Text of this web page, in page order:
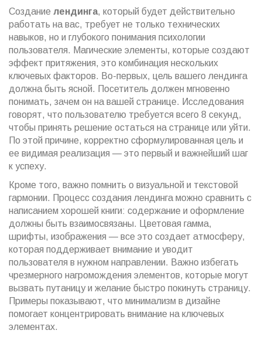
Создание лендинга, который будет действительно
работать на вас, требует не только технических
навыков, но и глубокого понимания психологии
пользователя. Магические элементы, которые создают
эффект притяжения, это комбинация нескольких
ключевых факторов. Во-первых, цель вашего лендинга
должна быть ясной. Посетитель должен мгновенно
понимать, зачем он на вашей странице. Исследования
говорят, что пользователю требуется всего 8 секунд,
чтобы принять решение остаться на странице или уйти.
По этой причине, корректно сформулированная цель и
ее видимая реализация — это первый и важнейший шаг
к успеху.
Кроме того, важно помнить о визуальной и текстовой
гармонии. Процесс создания лендинга можно сравнить с
написанием хорошей книги: содержание и оформление
должны быть взаимосвязаны. Цветовая гамма,
шрифты, изображения — все это создает атмосферу,
которая поддерживает внимание и уводит
пользователя в нужном направлении. Важно избегать
чрезмерного нагромождения элементов, которые могут
вызвать путаницу и желание быстро покинуть страницу.
Примеры показывают, что минимализм в дизайне
помогает концентрировать внимание на ключевых
элементах.